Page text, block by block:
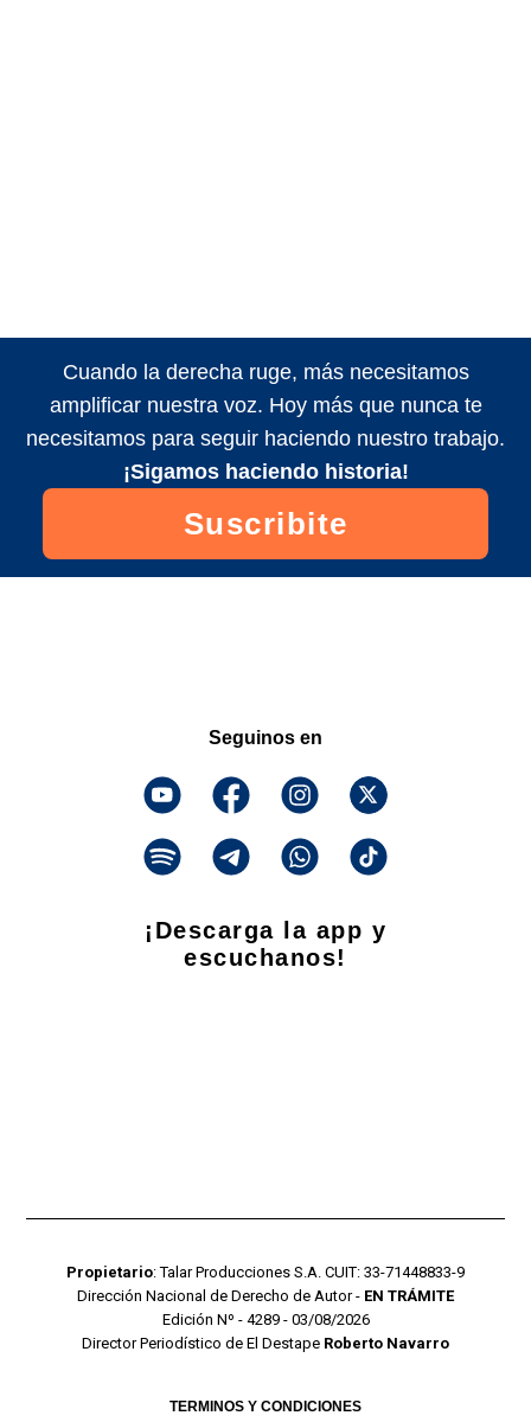
Cuando la derecha ruge, más necesitamos
amplificar nuestra voz. Hoy más que nunca te
necesitamos para seguir haciendo nuestro trabajo.
¡Sigamos haciendo historia!
Suscribite
Seguinos en
¡Descarga la app y
escuchanos!
Propietario: Talar Producciones S.A. CUIT: 33-71448833-9
Dirección Nacional de Derecho de Autor - EN TRÁMITE
Edición Nº - 4289 - 03/08/2026
Director Periodístico de El Destape Roberto Navarro
TERMINOS Y CONDICIONES